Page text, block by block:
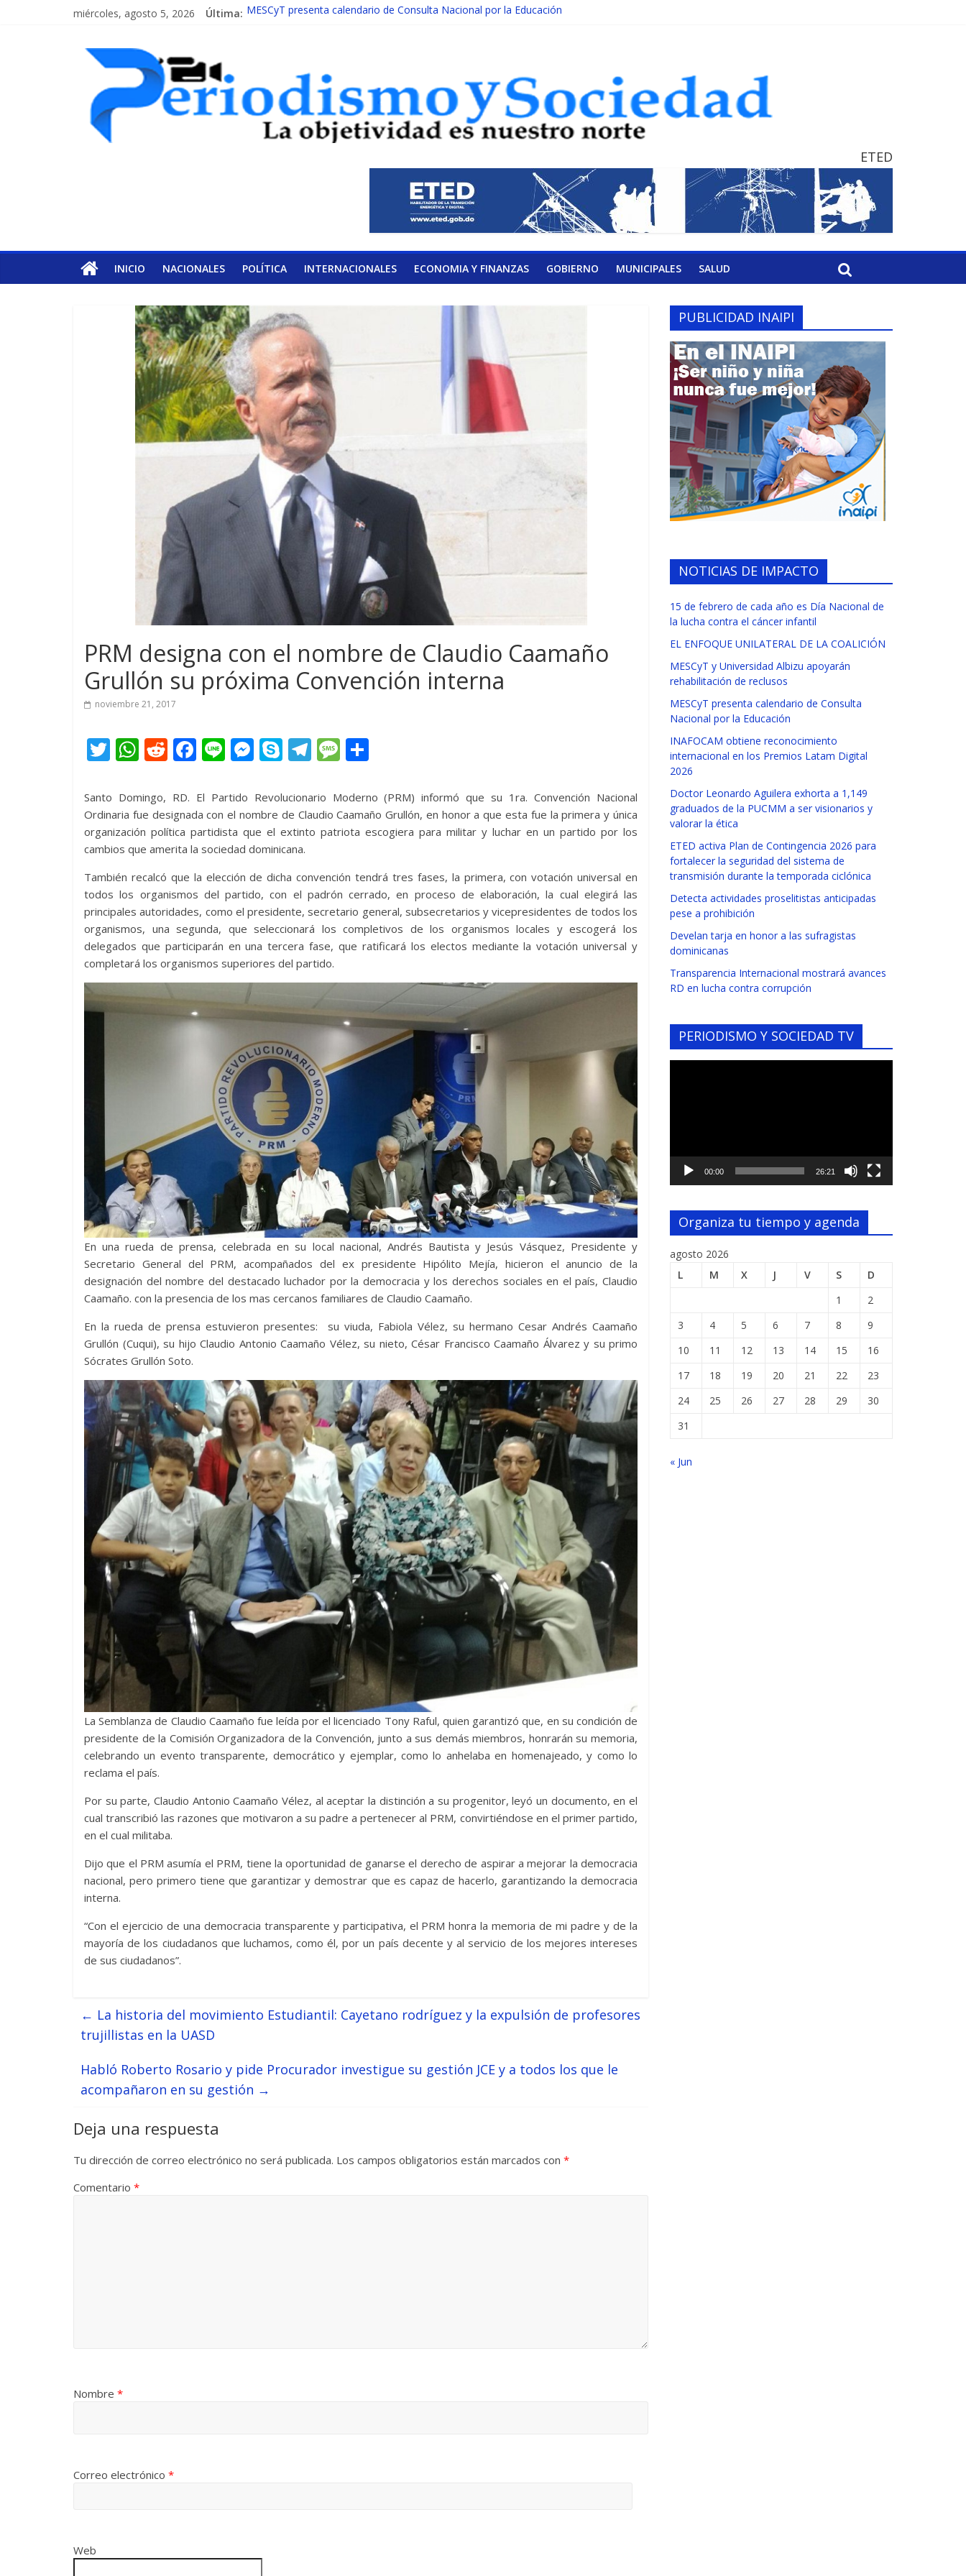
miércoles, agosto 5, 2026 Última: MESCyT presenta calendario de Consulta Nacional por la Educación
MESCyT y Universidad Albizu apoyarán rehabilitación de reclusos
ETED
INICIO NACIONALES POLÍTICA INTERNACIONALES ECONOMIA Y FINANZAS GOBIERNO MUNICIPALES SALUD
PRM designa con el nombre de Claudio Caamaño
Grullón su próxima Convención interna
noviembre 21, 2017
T
itt
er
W
at
s
A
p
R
d
di
t
F
e
b
o
k
Li
e
M
ss
e
n
er
S
y
p
e
T
e
gr
a
M
ss
a
g
m
p
ar
r
Santo Domingo, RD. El Partido Revolucionario Moderno (PRM) informó que su 1ra. Convención Nacional
Ordinaria fue designada con el nombre de Claudio Caamaño Grullón, en honor a que esta fue la primera y única
organización política partidista que el extinto patriota escogiera para militar y luchar en un partido por los
cambios que amerita la sociedad dominicana.
También recalcó que la elección de dicha convención tendrá tres fases, la primera, con votación universal en
todos los organismos del partido, con el padrón cerrado, en proceso de elaboración, la cual elegirá las
principales autoridades, como el presidente, secretario general, subsecretarios y vicepresidentes de todos los
organismos, una segunda, que seleccionará los completivos de los organismos locales y escogerá los
delegados que participarán en una tercera fase, que ratificará los electos mediante la votación universal y
completará los organismos superiores del partido.
En una rueda de prensa, celebrada en su local nacional, Andrés Bautista y Jesús Vásquez, Presidente y
Secretario General del PRM, acompañados del ex presidente Hipólito Mejía, hicieron el anuncio de la
designación del nombre del destacado luchador por la democracia y los derechos sociales en el país, Claudio
Caamaño. con la presencia de los mas cercanos familiares de Claudio Caamaño.
En la rueda de prensa estuvieron presentes: su viuda, Fabiola Vélez, su hermano Cesar Andrés Caamaño
Grullón (Cuqui), su hijo Claudio Antonio Caamaño Vélez, su nieto, César Francisco Caamaño Álvarez y su primo
Sócrates Grullón Soto.
La Semblanza de Claudio Caamaño fue leída por el licenciado Tony Raful, quien garantizó que, en su condición de
presidente de la Comisión Organizadora de la Convención, junto a sus demás miembros, honrarán su memoria,
celebrando un evento transparente, democrático y ejemplar, como lo anhelaba en homenajeado, y como lo
reclama el país.
Por su parte, Claudio Antonio Caamaño Vélez, al aceptar la distinción a su progenitor, leyó un documento, en el
cual transcribió las razones que motivaron a su padre a pertenecer al PRM, convirtiéndose en el primer partido,
en el cual militaba.
Dijo que el PRM asumía el PRM, tiene la oportunidad de ganarse el derecho de aspirar a mejorar la democracia
nacional, pero primero tiene que garantizar y demostrar que es capaz de hacerlo, garantizando la democracia
interna.
“Con el ejercicio de una democracia transparente y participativa, el PRM honra la memoria de mi padre y de la
mayoría de los ciudadanos que luchamos, como él, por un país decente y al servicio de los mejores intereses
de sus ciudadanos”.
← La historia del movimiento Estudiantil: Cayetano rodríguez y la expulsión de profesores
trujillistas en la UASD
Habló Roberto Rosario y pide Procurador investigue su gestión JCE y a todos los que le
acompañaron en su gestión →
Deja una respuesta
Tu dirección de correo electrónico no será publicada. Los campos obligatorios están marcados con *
Comentario *
Nombre *
Correo electrónico *
Web
PUBLICIDAD INAIPI
NOTICIAS DE IMPACTO
15 de febrero de cada año es Día Nacional de
la lucha contra el cáncer infantil
EL ENFOQUE UNILATERAL DE LA COALICIÓN
MESCyT y Universidad Albizu apoyarán
rehabilitación de reclusos
MESCyT presenta calendario de Consulta
Nacional por la Educación
INAFOCAM obtiene reconocimiento
internacional en los Premios Latam Digital
2026
Doctor Leonardo Aguilera exhorta a 1,149
graduados de la PUCMM a ser visionarios y
valorar la ética
ETED activa Plan de Contingencia 2026 para
fortalecer la seguridad del sistema de
transmisión durante la temporada ciclónica
Detecta actividades proselitistas anticipadas
pese a prohibición
Develan tarja en honor a las sufragistas
dominicanas
Transparencia Internacional mostrará avances
RD en lucha contra corrupción
PERIODISMO Y SOCIEDAD TV
00:00 26:21
Organiza tu tiempo y agenda
agosto 2026
L
M X J V S
D
1
2
3
4 5 6 7 8
9
10
11 12 13 14 15
16
17
18 19 20 21 22
23
24
25 26 27 28 29
30
31
« Jun